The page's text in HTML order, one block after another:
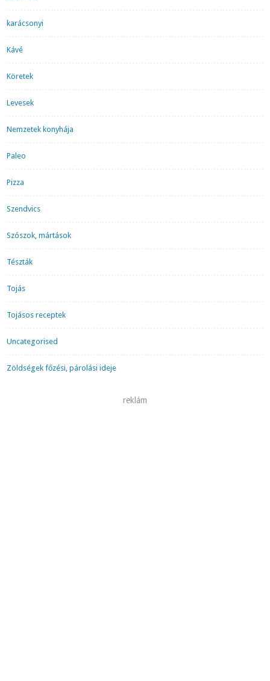
karácsonyi
Kávé
Köretek
Levesek
Nemzetek konyhája
Paleo
Pizza
Szendvics
Szószok, mártások
Tészták
Tojás
Tojásos receptek
Uncategorised
Zöldségek főzési, párolási ideje
reklám